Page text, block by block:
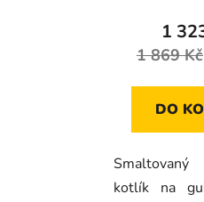
1
1 869 Kč
DO
Smaltovaný
kotlík na